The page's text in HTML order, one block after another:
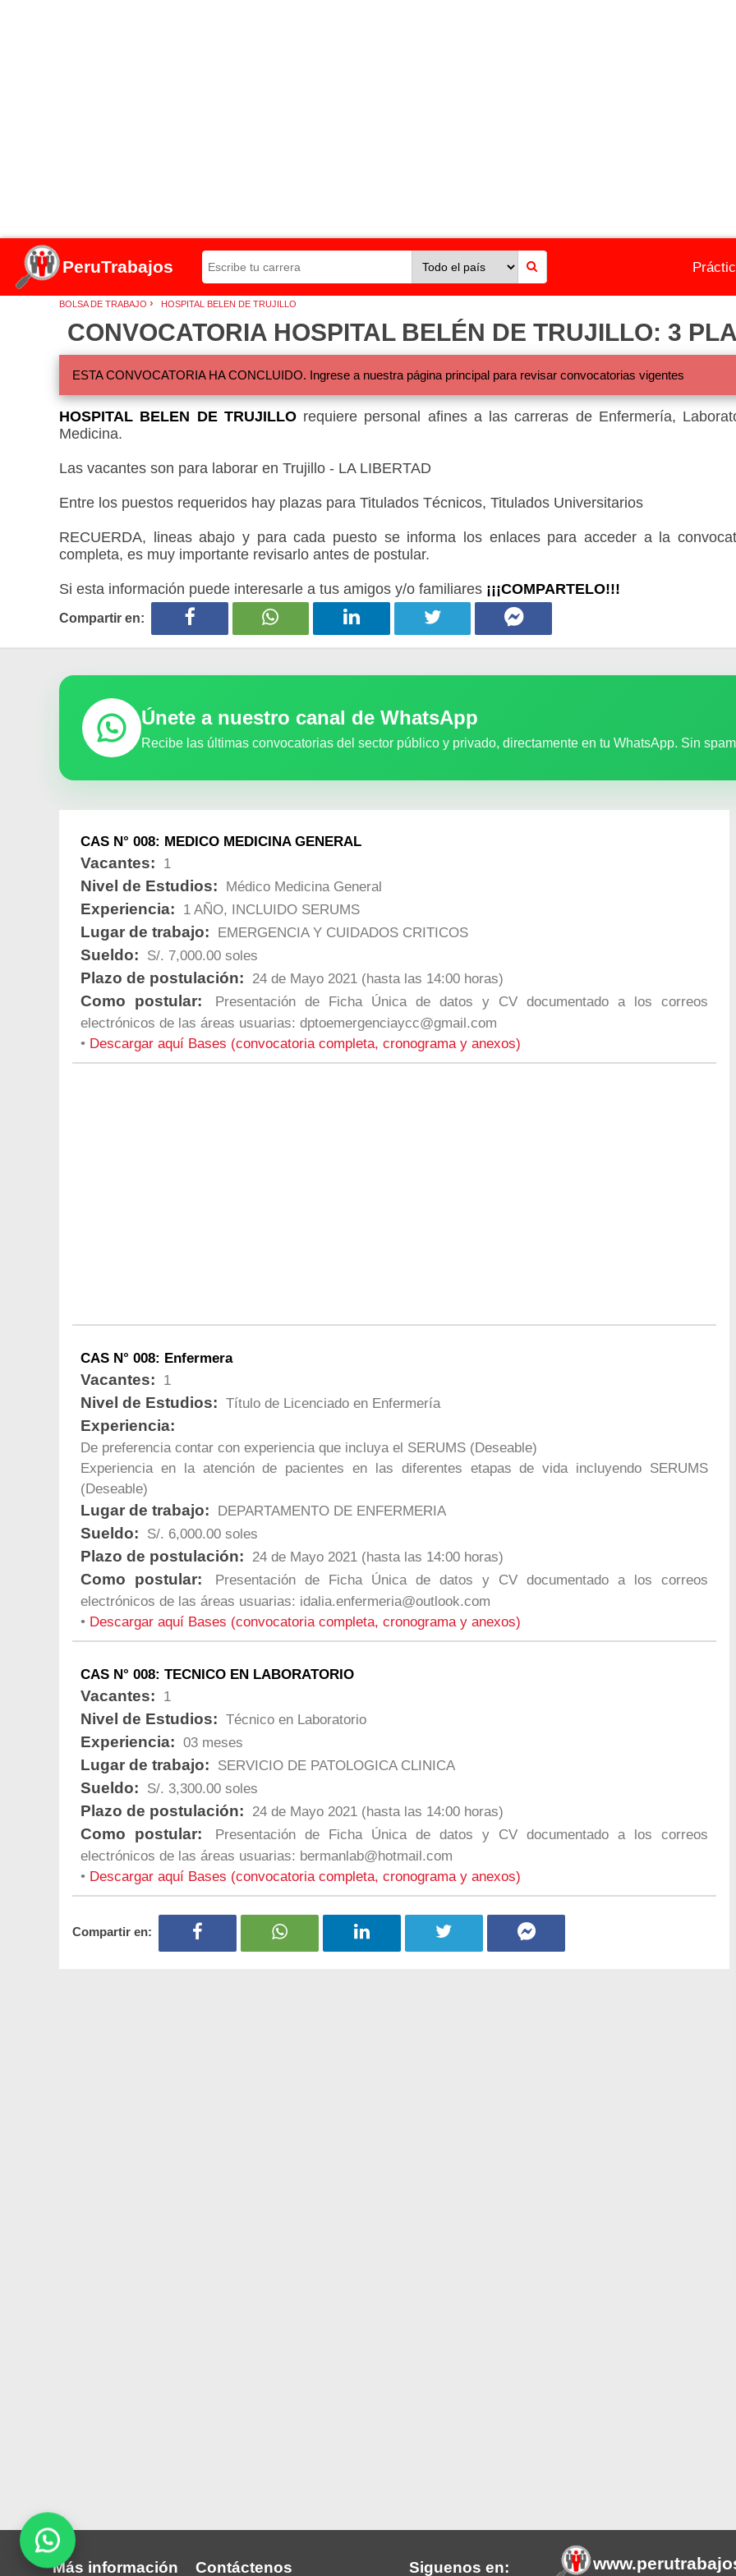
PeruTrabajos
BOLSA DE TRABAJO › HOSPITAL BELEN DE TRUJILLO
CONVOCATORIA HOSPITAL BELÉN DE TRUJILLO: 3
ESTA CONVOCATORIA HA CONCLUIDO. Ingrese a nuestra página principal para revisar convocatorias vigentes
HOSPITAL BELEN DE TRUJILLOrequiere personal afines a las carreras de Enfermería,
Medicina.
Las vacantes son para laborar en Trujillo - LA LIBERTAD
Entre los puestos requeridos hay plazas para Titulados Técnicos, Titulados Universitarios
RECUERDA, lineas abajo y para cada puesto se informa los enlaces para acceder a la
completa, es muy importante revisarlo antes de postular.
Si esta información puede interesarle a tus amigos y/o familiares ¡¡¡COMPARTELO!!!
Compartir en:
Únete a nuestro canal de WhatsApp
Recibe las últimas convocatorias del sector público y privado, directamente en tu WhatsApp. Sin
CAS N° 008: MEDICO MEDICINA GENERAL
Vacantes: 1
Nivel de Estudios: Médico Medicina General
Experiencia: 1 AÑO, INCLUIDO SERUMS
Lugar de trabajo: EMERGENCIA Y CUIDADOS CRITICOS
Sueldo: S/. 7,000.00 soles
Plazo de postulación: 24 de Mayo 2021 (hasta las 14:00 horas)
Como postular:
Presentación de Ficha Única de datos y CV documentado a los correos
electrónicos de las áreas usuarias: dptoemergenciaycc@gmail.com
• Descargar aquí Bases (convocatoria completa, cronograma y anexos)
CAS N° 008: Enfermera
Vacantes: 1
Nivel de Estudios: Título de Licenciado en Enfermería
Experiencia:
De preferencia contar con experiencia que incluya el SERUMS (Deseable)
Experiencia en la atención de pacientes en las diferentes etapas de vida incluyendo SERUMS
(Deseable)
Lugar de trabajo: DEPARTAMENTO DE ENFERMERIA
Sueldo: S/. 6,000.00 soles
Plazo de postulación: 24 de Mayo 2021 (hasta las 14:00 horas)
Como postular:
Presentación de Ficha Única de datos y CV documentado a los correos
electrónicos de las áreas usuarias: idalia.enfermeria@outlook.com
• Descargar aquí Bases (convocatoria completa, cronograma y anexos)
CAS N° 008: TECNICO EN LABORATORIO
Vacantes: 1
Nivel de Estudios: Técnico en Laboratorio
Experiencia: 03 meses
Lugar de trabajo: SERVICIO DE PATOLOGICA CLINICA
Sueldo: S/. 3,300.00 soles
Plazo de postulación: 24 de Mayo 2021 (hasta las 14:00 horas)
Como postular:
Presentación de Ficha Única de datos y CV documentado a los correos
electrónicos de las áreas usuarias: bermanlab@hotmail.com
• Descargar aquí Bases (convocatoria completa, cronograma y anexos)
Compartir en:
Más información Contáctenos Siguenos en: